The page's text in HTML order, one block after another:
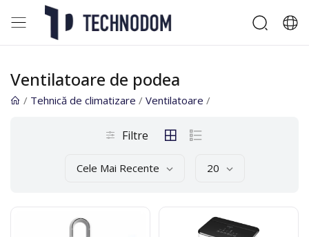
Ventilatoare de podea
/ Tehnică de climatizare / Ventilatoare /
Filtre
Cele Mai Recente 20